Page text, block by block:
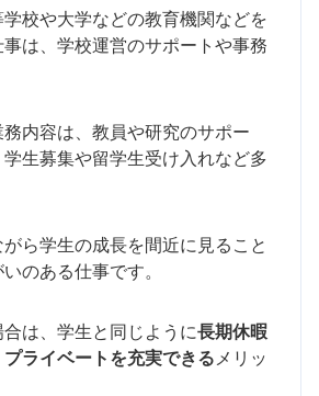
学校や大学などの教育機関などを
は、学校運営のサポートや事務
内容は、教員や研究のサポー
学生募集や留学生受け入れなど多
ら学生の成長を間近に見ること
のある仕事です。
は、学生と同じように長期休暇
ライベートを充実できる メリッ